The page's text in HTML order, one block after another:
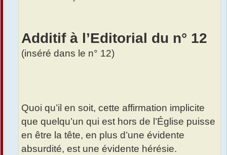
Additif à l’Editorial du n° 12
(inséré dans le n° 12)
Quoi qu’il en soit, cette affirmation implicite
que quelqu’un qui est hors de l’Église puisse
en être la tête, en plus d’une évidente
absurdité, est une évidente hérésie.